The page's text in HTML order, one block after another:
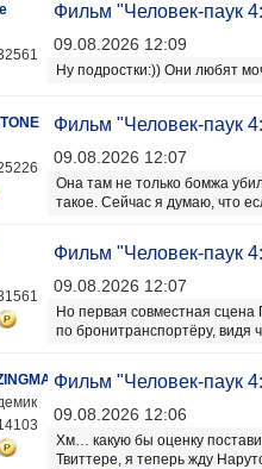
Фильм "Человек-паук
09.08.2026 12:09
Ну подростки:)) Они любят
Фильм "Человек-паук
09.08.2026 12:07
Она там не только бомжа
такое. Сейчас я думаю, что
Фильм "Человек-паук
09.08.2026 12:07
Но первая совместная сцена
по бронитранспортёру, видя
Фильм "Человек-паук
09.08.2026 12:06
Хм… какую бы оценку
Твиттере, я теперь жду